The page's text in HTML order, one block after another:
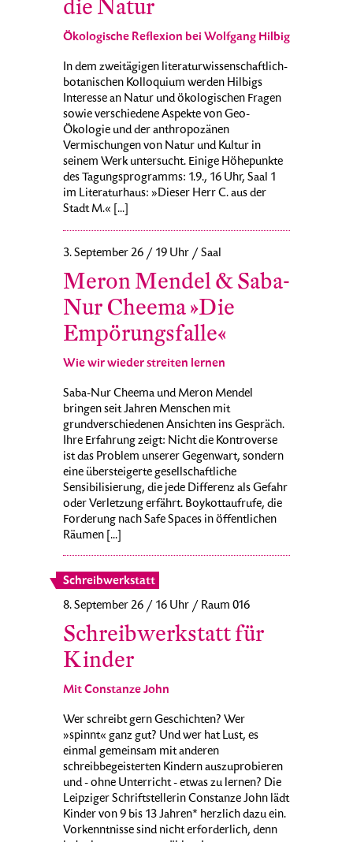
die Natur
Ökologische Reflexion bei Wolfgang Hilbig
In dem zweitägigen literaturwissenschaftlich-
botanischen Kolloquium werden Hilbigs
Interesse an Natur und ökologischen Fragen
sowie verschiedene Aspekte von Geo-
Ökologie und der anthropozänen
Vermischungen von Natur und Kultur in
seinem Werk untersucht. Einige Höhepunkte
des Tagungsprogramms: 1.9., 16 Uhr, Saal 1
im Literaturhaus: »Dieser Herr C. aus der
Stadt M.« [...]
3. September 26 / 19 Uhr / Saal
Meron Mendel & Saba-
Nur Cheema »Die
Empörungsfalle«
Wie wir wieder streiten lernen
Saba-Nur Cheema und Meron Mendel
bringen seit Jahren Menschen mit
grundverschiedenen Ansichten ins Gespräch.
Ihre Erfahrung zeigt: Nicht die Kontroverse
ist das Problem unserer Gegenwart, sondern
eine übersteigerte gesellschaftliche
Sensibilisierung, die jede Differenz als Gefahr
oder Verletzung erfährt. Boykottaufrufe, die
Forderung nach Safe Spaces in öffentlichen
Räumen [...]
Schreibwerkstatt
8. September 26 / 16 Uhr / Raum 016
Schreibwerkstatt für
Kinder
Mit Constanze John
Wer schreibt gern Geschichten? Wer
»spinnt« ganz gut? Und wer hat Lust, es
einmal gemeinsam mit anderen
schreibbegeisterten Kindern auszuprobieren
und - ohne Unterricht - etwas zu lernen? Die
Leipziger Schriftstellerin Constanze John lädt
Kinder von 9 bis 13 Jahren* herzlich dazu ein.
Vorkenntnisse sind nicht erforderlich, denn